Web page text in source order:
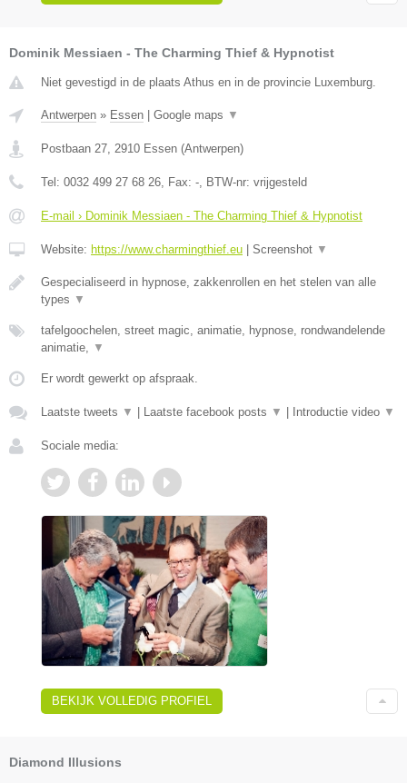
Dominik Messiaen - The Charming Thief & Hypnotist
Niet gevestigd in de plaats Athus en in de provincie Luxemburg.
Antwerpen » Essen Google maps ▼
Postbaan 27, 2910 Essen (Antwerpen)
Tel: 0032 499 27 68 26, Fax: -, BTW-nr: vrijgesteld
E-mail › Dominik Messiaen - The Charming Thief & Hypnotist
Website: https://www.charmingthief.eu Screenshot ▼
Gespecialiseerd in hypnose, zakkenrollen en het stelen van alle
types ▼
tafelgoochelen, street magic, animatie, hypnose, rondwandelende
animatie, ▼
Er wordt gewerkt op afspraak.
Laatste tweets ▼ Laatste facebook posts ▼ Introductie video ▼
Sociale media:
BEKIJK VOLLEDIG PROFIEL
Diamond Illusions